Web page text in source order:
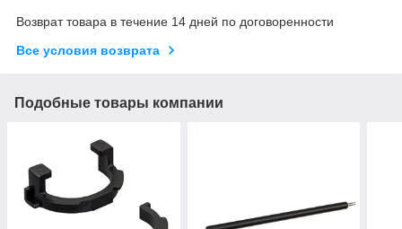
Возврат товара в течение 14 дней по договоренности
Все условия возврата
Подобные товары компании